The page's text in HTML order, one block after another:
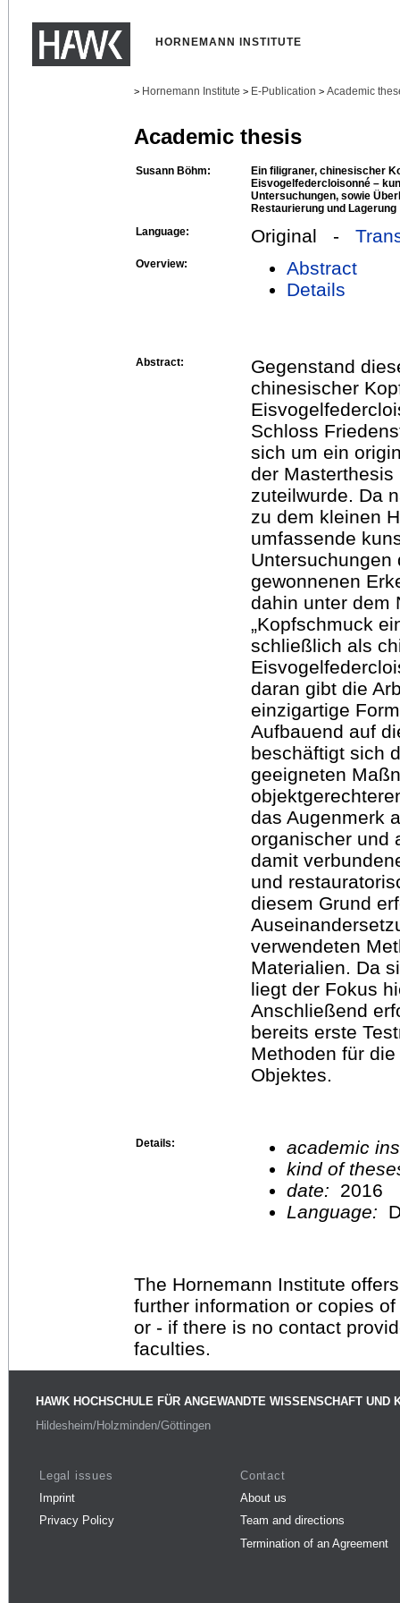
HORNEMANN INSTITUTE
> Hornemann Institute > E-Publication > Academic
Academic thesis
Susann Böhm:
Ein filigraner, chinesischer
Eisvogelfedercloisonné –
Untersuchungen, sowie
Restaurierung und Lagerung
Language:
Original -
Overview:
Abstract
Details
Abstract:
Gegenstand
chinesischer
Schloss
sich um ein
der
zuteilwurde. Da
zu dem kleinen
umfassende
Untersuchungen
gewonnenen
dahin unter dem
„Kopfschmuck
schließlich als
daran gibt die
einzigartige
Aufbauend auf
beschäftigt sich
geeigneten
das Augenmerk
organischer und
damit
und
diesem Grund
verwendeten
Materialien. Da
liegt der Fokus
Anschließend
bereits erste
Methoden für
Objektes.
Details:
academic
kind of
date:
2016
Language:
The Hornemann Institute
further information or copies
or - if there is no contact
faculties.
HAWK HOCHSCHULE FÜR ANGEWANDTE WISSENSCHAFT UND
Hildesheim/Holzminden/Göttingen
Legal issues
Imprint
Privacy Policy
Contact
About us
Team and directions
Termination of an Agreement